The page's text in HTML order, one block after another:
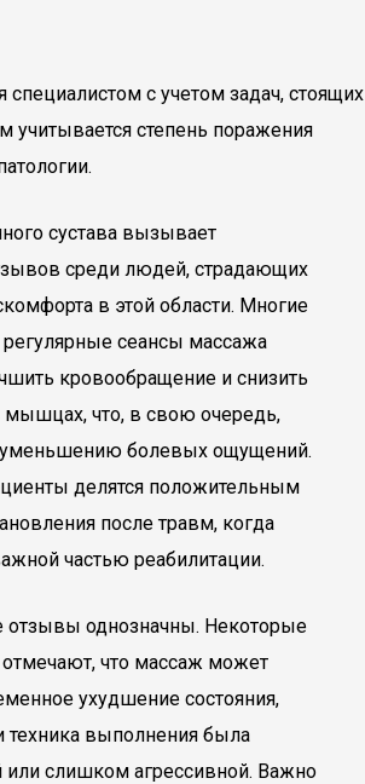
с учетом задач, стоящих
учитывается степень поражения
сустава вызывает
среди людей, страдающих
в этой области. Многие
регулярные сеансы массажа
кровообращение и снизить
мышцах, что, в свою очередь,
уменьшению болевых ощущений.
делятся положительным
после травм, когда
частью реабилитации.
отзывы однозначны. Некоторые
отмечают, что массаж может
ухудшение состояния,
техника выполнения была
или слишком агрессивной. Важно